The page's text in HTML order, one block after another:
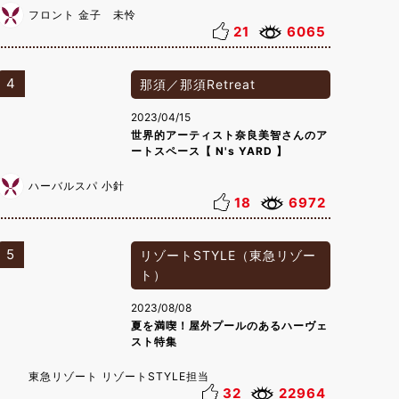
フロント 金子 未怜
21 6065
4 那須／那須Retreat
2023/04/15
世界的アーティスト奈良美智さんのア
ートスペース【 N's YARD 】
ハーバルスパ 小針
18 6972
5
リゾートSTYLE（東急リゾー
ト）
2023/08/08
夏を満喫！屋外プールのあるハーヴェ
スト特集
東急リゾート リゾートSTYLE担当
32 22964